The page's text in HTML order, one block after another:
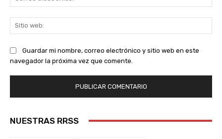
Guardar mi nombre, correo electrónico y sitio web en este
navegador la próxima vez que comente.
NUESTRAS RRSS